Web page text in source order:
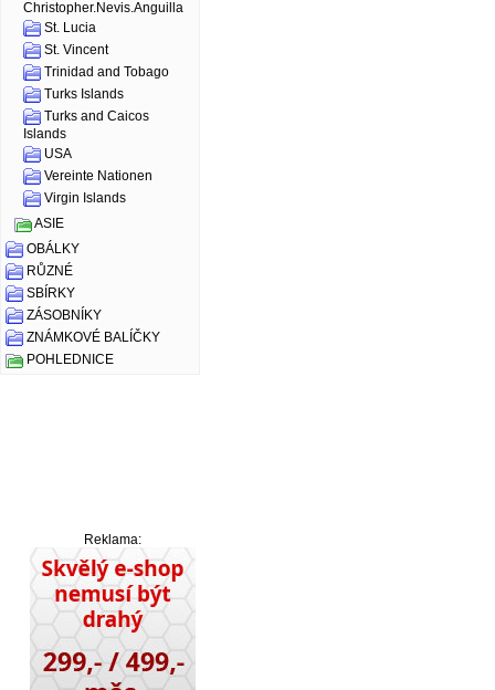
Christopher.Nevis.Anguilla
St. Lucia
St. Vincent
Trinidad and Tobago
Turks Islands
Turks and Caicos
Islands
USA
Vereinte Nationen
Virgin Islands
ASIE
OBÁLKY
RŮZNÉ
SBÍRKY
ZÁSOBNÍKY
ZNÁMKOVÉ BALÍČKY
POHLEDNICE
Reklama: